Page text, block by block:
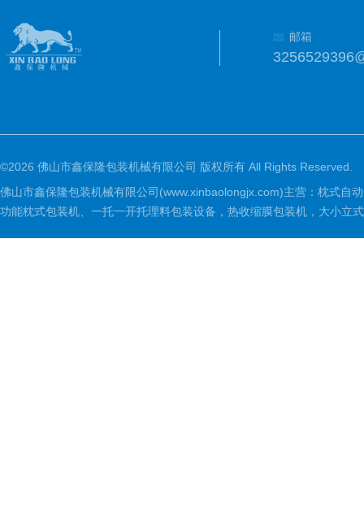
邮箱
©2026 佛山市鑫保隆包装机械有限公司 版权所有 All Rights Reserved.
佛山市鑫保隆包装机械有限公司(www.xinbaolongjx.com)主营：枕式自
功能枕式包装机、一托一开托理料包装设备，热收缩膜包装机，大小立